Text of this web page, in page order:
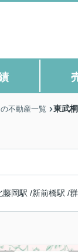
不動産一覧 東武
藤岡駅 /新前橋駅 /